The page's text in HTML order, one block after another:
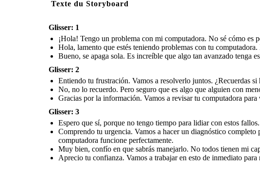
Texte du Storyboard
Glisser: 1
¡Hola! Tengo un problema con mi computadora. No sé cómo es
Hola, lamento que estés teniendo problemas con tu
Bueno, se apaga sola. Es increíble que algo tan avanzado tenga
Glisser: 2
Entiendo tu frustración. Vamos a resolverlo juntos. ¿Recuerdas
No, no lo recuerdo. Pero seguro que es algo que alguien con
Gracias por la información. Vamos a revisar tu computadora
Glisser: 3
Espero que sí, porque no tengo tiempo para lidiar con estos
Comprendo tu urgencia. Vamos a hacer un diagnóstico
computadora funcione perfectamente.
Muy bien, confío en que sabrás manejarlo. No todos tienen mi
Aprecio tu confianza. Vamos a trabajar en esto de inmediato